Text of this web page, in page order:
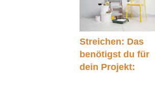
Streichen: Das
benötigst du für
dein Projekt: